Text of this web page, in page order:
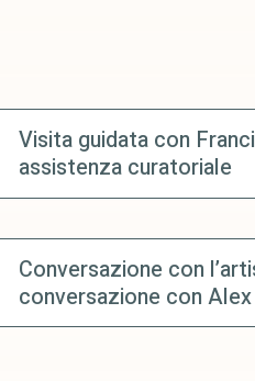
Visita guidata con
assistenza curatoriale
Conversazione con
conversazione con